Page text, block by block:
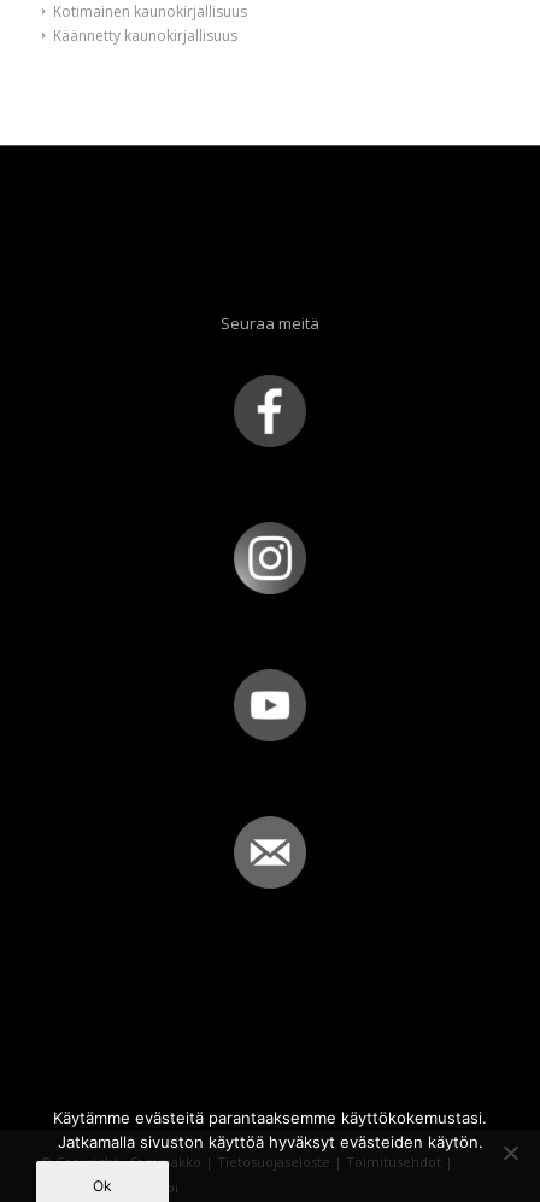
Kotimainen kaunokirjallisuus
Käännetty kaunokirjallisuus
Seuraa meitä
© Copyright - Sammakko | Tietosuojaseloste | Toimitusehdot |
Powered by
iQWebbi
Käytämme evästeitä parantaaksemme käyttökokemustasi.
Jatkamalla sivuston käyttöä hyväksyt evästeiden käytön.
Ok